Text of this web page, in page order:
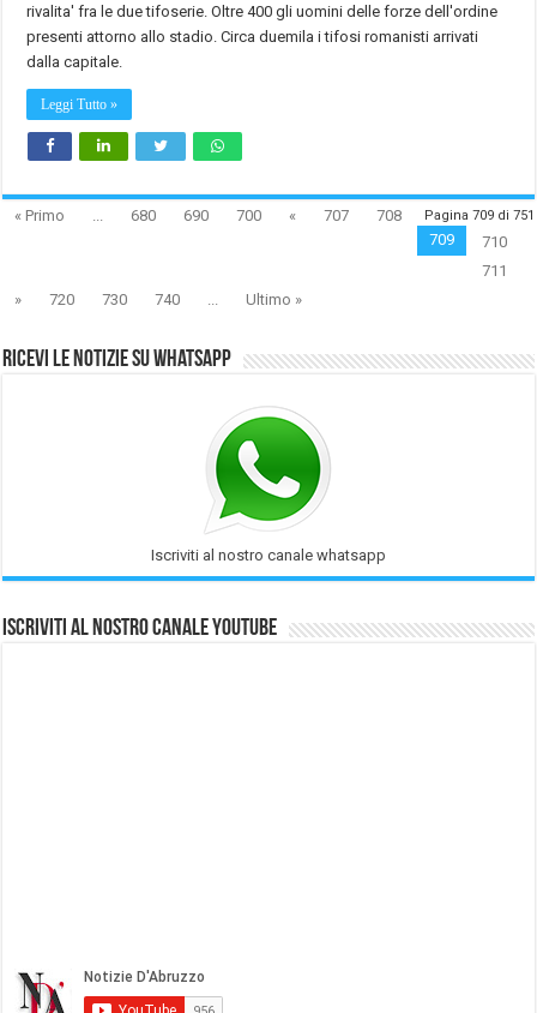
rivalita' fra le due tifoserie. Oltre 400 gli uomini delle forze dell'ordine
presenti attorno allo stadio. Circa duemila i tifosi romanisti arrivati
dalla capitale.
Leggi Tutto »
Pagina 709 di 751
« Primo 680 690 700 « 707
708
709
710
711
»
720 730 740 Ultimo »
Ricevi le notizie su Whatsapp
Iscriviti al nostro canale whatsapp
Iscriviti al nostro Canale Youtube